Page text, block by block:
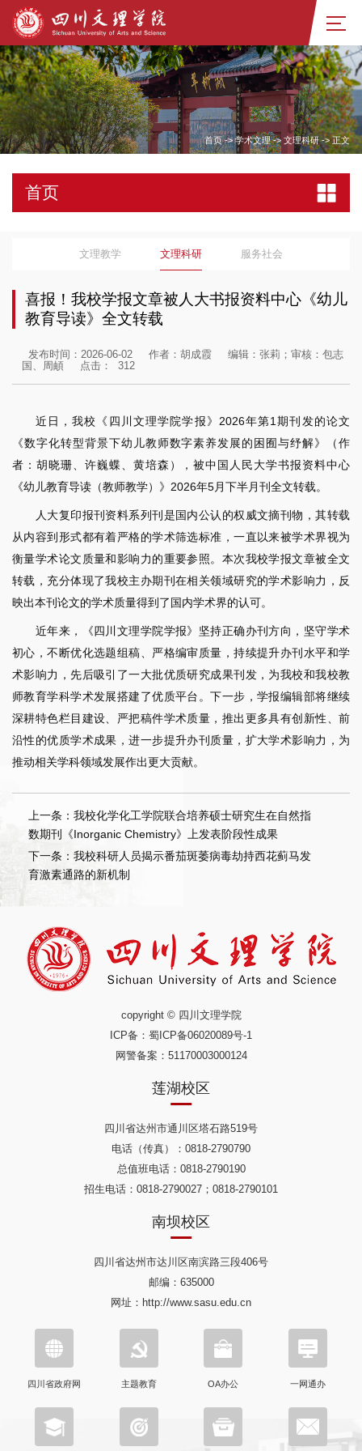
首页->学术文理-> 文理科研->正文
首页
文理教学 文理科研 服务社会
喜报！我校学报文章被人大书报资料中心《幼儿
教育导读》全文转载
发布时间：2026-06-02 作者：胡成霞
编辑：张莉；审核：包志
国、周頔
点击： 312
近日，我校《四川文理学院学报》2026年第1期刊发的论文
《数字化转型背景下幼儿教师数字素养发展的困囿与纾解》（作
者：胡晓珊、许巍蝶、黄培森），被中国人民大学书报资料中心
《幼儿教育导读（教师教学）》2026年5月下半月刊全文转载。
人大复印报刊资料系列刊是国内公认的权威文摘刊物，其转载
从内容到形式都有着严格的学术筛选标准，一直以来被学术界视为
衡量学术论文质量和影响力的重要参照。本次我校学报文章被全文
转载，充分体现了我校主办期刊在相关领域研究的学术影响力，反
映出本刊论文的学术质量得到了国内学术界的认可。
近年来，《四川文理学院学报》坚持正确办刊方向，坚守学术
初心，不断优化选题组稿、严格编审质量，持续提升办刊水平和学
术影响力，先后吸引了一大批优质研究成果刊发，为我校和我校教
师教育学科学术发展搭建了优质平台。下一步，学报编辑部将继续
深耕特色栏目建设、严把稿件学术质量，推出更多具有创新性、前
沿性的优质学术成果，进一步提升办刊质量，扩大学术影响力，为
推动相关学科领域发展作出更大贡献。
上一条：我校化学化工学院联合培养硕士研究生在自然指
数期刊《Inorganic Chemistry》上发表阶段性成果
下一条：我校科研人员揭示番茄斑萎病毒劫持西花蓟马发
育激素通路的新机制
copyright © 四川文理学院
ICP备： 蜀ICP备06020089号-1
网警备案：51170003000124
莲湖校区
四川省达州市通川区塔石路519号
电话（传真）：0818-2790790
总值班电话：0818-2790190
招生电话：0818-2790027；0818-2790101
南坝校区
四川省达州市达川区南滨路三段406号
邮编：635000
网址：http://www.sasu.edu.cn
四川省政府网 主题教育 OA办公 一网通办